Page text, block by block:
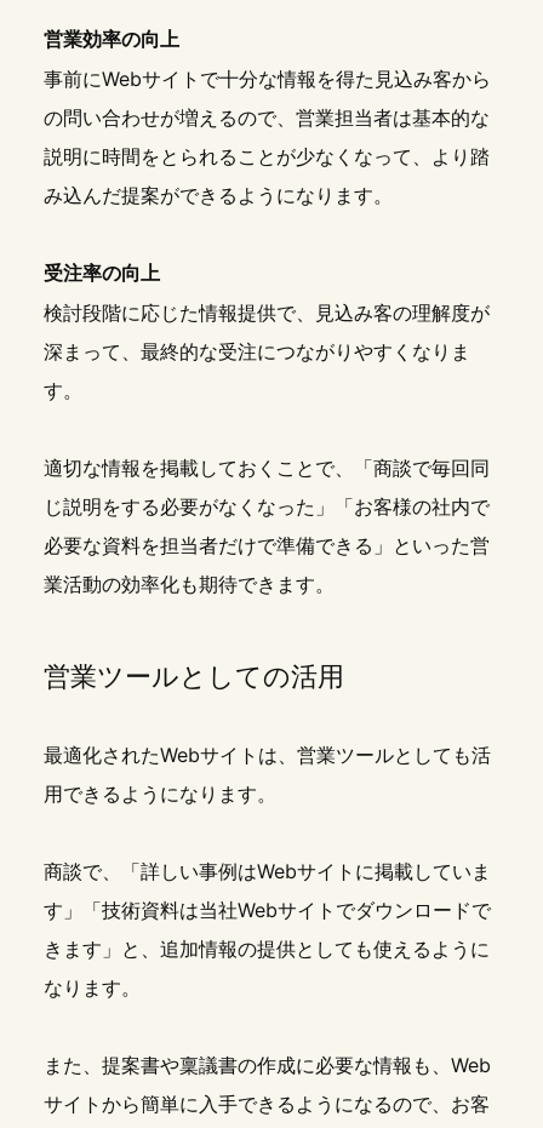
営業効率の向上
事前にWebサイトで十分な情報を得た見込み客から
の問い合わせが増えるので、営業担当者は基本的な
説明に時間をとられることが少なくなって、より踏
み込んだ提案ができるようになります。
受注率の向上
検討段階に応じた情報提供で、見込み客の理解度が
深まって、最終的な受注につながりやすくなりま
す。
適切な情報を掲載しておくことで、「商談で毎回同
じ説明をする必要がなくなった」「お客様の社内で
必要な資料を担当者だけで準備できる」といった営
業活動の効率化も期待できます。
営業ツールとしての活用
最適化されたWebサイトは、営業ツールとしても活
用できるようになります。
商談で、「詳しい事例はWebサイトに掲載していま
す」「技術資料は当社Webサイトでダウンロードで
きます」と、追加情報の提供としても使えるように
なります。
また、提案書や稟議書の作成に必要な情報も、Web
サイトから簡単に入手できるようになるので、お客